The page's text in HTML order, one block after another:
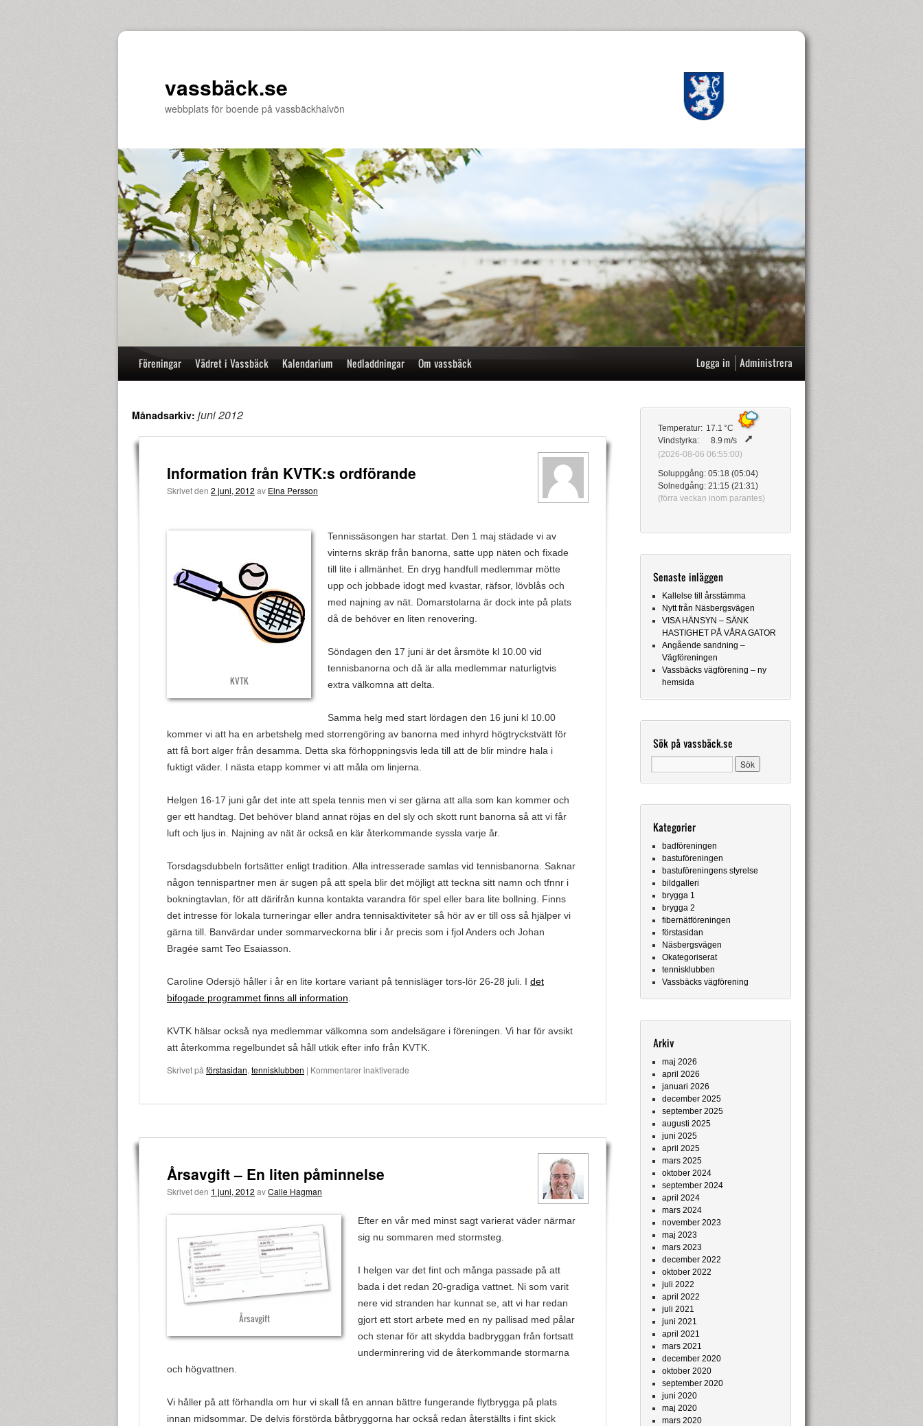
vassbäck.se
webbplats för boende på vassbäckhalvön
Hoppa
innehåll
Föreningar Vädret i Vassbäck Kalendarium Nedladdningar Om vassbäck Administrera
|
Logga in
Månadsarkiv: juni 2012
Information från KVTK:s ordförande
Skrivet den 2 juni, 2012 av Elna Persson
KVTK
Tennissäsongen har startat. Den 1 maj städade vi av
vinterns skräp från banorna, satte upp näten och fixade
till lite i allmänhet. En dryg handfull medlemmar mötte
upp och jobbade idogt med kvastar, räfsor, lövblås och
med najning av nät. Domarstolarna är dock inte på plats
då de behöver en liten renovering.
Söndagen den 17 juni är det årsmöte kl 10.00 vid
tennisbanorna och då är alla medlemmar naturligtvis
extra välkomna att delta.
Samma helg med start lördagen den 16 juni kl 10.00
kommer vi att ha en arbetshelg med storrengöring av banorna med inhyrd högtryckstvätt för
att få bort alger från desamma. Detta ska förhoppningsvis leda till att de blir mindre hala i
fuktigt väder. I nästa etapp kommer vi att måla om linjerna.
Helgen 16-17 juni går det inte att spela tennis men vi ser gärna att alla som kan kommer och
ger ett handtag. Det behöver bland annat röjas en del sly och skott runt banorna så att vi får
luft och ljus in. Najning av nät är också en kär återkommande syssla varje år.
Torsdagsdubbeln fortsätter enligt tradition. Alla intresserade samlas vid tennisbanorna. Saknar
någon tennispartner men är sugen på att spela blir det möjligt att teckna sitt namn och tfnnr i
bokningtavlan, för att därifrån kunna kontakta varandra för spel eller bara lite bollning. Finns
det intresse för lokala turneringar eller andra tennisaktiviteter så hör av er till oss så hjälper vi
gärna till. Banvärdar under sommarveckorna blir i år precis som i fjol Anders och Johan
Bragée samt Teo Esaiasson.
Caroline Odersjö håller i år en lite kortare variant på tennisläger tors-lör 26-28 juli. I det
bifogade programmet finns all information
KVTK hälsar också nya medlemmar välkomna som andelsägare i föreningen. Vi har för avsikt
att återkomma regelbundet så håll utkik efter info från KVTK.
Skrivet på förstasidan, tennisklubben | Kommentarer inaktiverade
KVTK:s
Årsavgift – En liten påminnelse
Skrivet den 1 juni, 2012 avCalle Hagman
Årsavgift
Efter en vår med minst sagt varierat väder närmar
sig nu sommaren med stormsteg.
I helgen var det fint och många passade på att
bada i det redan 20-gradiga vattnet. Ni som varit
nere vid stranden har kunnat se, att vi har redan
gjort ett stort arbete med en ny pallisad med pålar
och stenar för att skydda badbryggan från fortsatt
underminrering vid de återkommande stormarna
och högvattnen.
Vi håller på att förhandla om hur vi skall få en annan bättre fungerande flytbrygga på plats
innan midsommar. De delvis förstörda båtbryggorna har också redan återställts i fint skick
Temperatur: 17.1 °C
Vindstyrka:
8.9 m/s
(2026-08-06 06:55:00)
Soluppgång: 05:18 (05:04)
Solnedgång: 21:15 (21:31)
(förra veckan inom parantes)
Senaste inläggen
Kallelse till årsstämma
Nytt från Näsbergsvägen
VISA HÄNSYN – SÄNK
HASTIGHET PÅ VÅRA GATOR
Angående sandning –
Vägföreningen
Vassbäcks vägförening – ny
hemsida
Sök på vassbäck.se
Kategorier
badföreningen
bastuföreningen
bastuföreningens styrelse
bildgalleri
brygga 1
brygga 2
fibernätföreningen
förstasidan
Näsbergsvägen
Okategoriserat
tennisklubben
Vassbäcks vägförening
Arkiv
maj 2026
april 2026
januari 2026
december 2025
september 2025
augusti 2025
juni 2025
april 2025
mars 2025
oktober 2024
september 2024
april 2024
mars 2024
november 2023
maj 2023
mars 2023
december 2022
oktober 2022
juli 2022
april 2022
juli 2021
juni 2021
april 2021
mars 2021
december 2020
oktober 2020
september 2020
juni 2020
maj 2020
mars 2020